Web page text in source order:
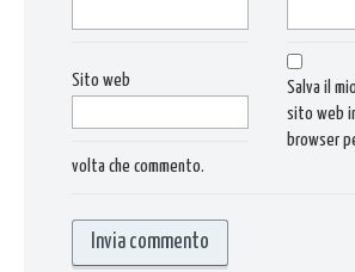
Sito web
Salva il
sito web
browser
volta che commento.